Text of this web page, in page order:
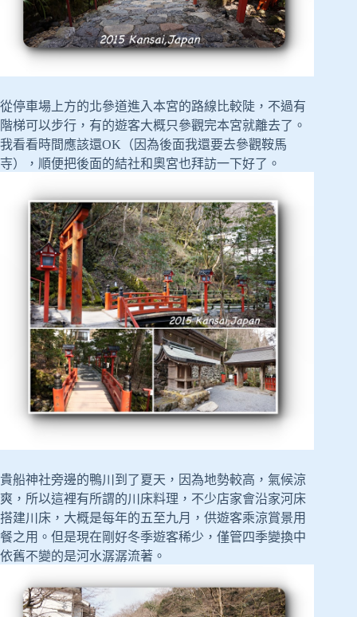
從停車場上方的北參道進入本宮的路線比較陡，不過有
階梯可以步行，有的遊客大概只參觀完本宮就離去了。
我看看時間應該還OK（因為後面我還要去參觀鞍馬
寺），順便把後面的結社和奧宮也拜訪一下好了。
貴船神社旁邊的鴨川到了夏天，因為地勢較高，氣候涼
爽，所以這裡有所謂的川床料理，不少店家會沿家河床
搭建川床，大概是每年的五至九月，供遊客乘涼賞景用
餐之用。但是現在剛好冬季遊客稀少，僅管四季變換中
依舊不變的是河水潺潺流著。